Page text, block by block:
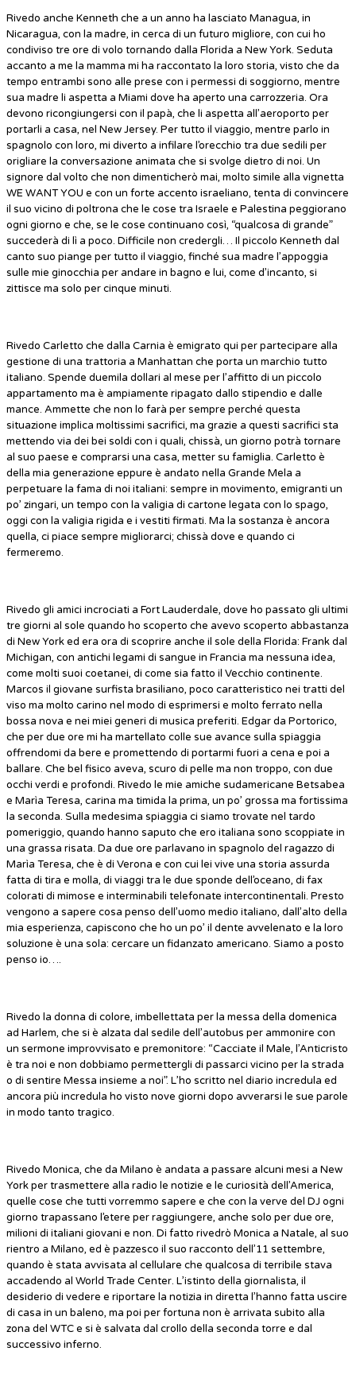
Rivedo anche Kenneth che a un anno ha lasciato Managua, in
Nicaragua, con la madre, in cerca di un futuro migliore, con cui ho
condiviso tre ore di volo tornando dalla Florida a New York. Seduta
accanto a me la mamma mi ha raccontato la loro storia, visto che da
tempo entrambi sono alle prese con i permessi di soggiorno, mentre
sua madre li aspetta a Miami dove ha aperto una carrozzeria. Ora
devono ricongiungersi con il papà, che li aspetta all’aeroporto per
portarli a casa, nel New Jersey. Per tutto il viaggio, mentre parlo in
spagnolo con loro, mi diverto a infilare l’orecchio tra due sedili per
origliare la conversazione animata che si svolge dietro di noi. Un
signore dal volto che non dimenticherò mai, molto simile alla vignetta
WE WANT YOU e con un forte accento israeliano, tenta di convincere
il suo vicino di poltrona che le cose tra Israele e Palestina peggiorano
ogni giorno e che, se le cose continuano così, “qualcosa di grande”
succederà di lì a poco. Difficile non credergli… Il piccolo Kenneth dal
canto suo piange per tutto il viaggio, finché sua madre l’appoggia
sulle mie ginocchia per andare in bagno e lui, come d’incanto, si
zittisce ma solo per cinque minuti.
Rivedo Carletto che dalla Carnia è emigrato qui per partecipare alla
gestione di una trattoria a Manhattan che porta un marchio tutto
italiano. Spende duemila dollari al mese per l’affitto di un piccolo
appartamento ma è ampiamente ripagato dallo stipendio e dalle
mance. Ammette che non lo farà per sempre perché questa
situazione implica moltissimi sacrifici, ma grazie a questi sacrifici sta
mettendo via dei bei soldi con i quali, chissà, un giorno potrà tornare
al suo paese e comprarsi una casa, metter su famiglia. Carletto è
della mia generazione eppure è andato nella Grande Mela a
perpetuare la fama di noi italiani: sempre in movimento, emigranti un
po’ zingari, un tempo con la valigia di cartone legata con lo spago,
oggi con la valigia rigida e i vestiti firmati. Ma la sostanza è ancora
quella, ci piace sempre migliorarci; chissà dove e quando ci
fermeremo.
Rivedo gli amici incrociati a Fort Lauderdale, dove ho passato gli ultimi
tre giorni al sole quando ho scoperto che avevo scoperto abbastanza
di New York ed era ora di scoprire anche il sole della Florida: Frank dal
Michigan, con antichi legami di sangue in Francia ma nessuna idea,
come molti suoi coetanei, di come sia fatto il Vecchio continente.
Marcos il giovane surfista brasiliano, poco caratteristico nei tratti del
viso ma molto carino nel modo di esprimersi e molto ferrato nella
bossa nova e nei miei generi di musica preferiti. Edgar da Portorico,
che per due ore mi ha martellato colle sue avance sulla spiaggia
offrendomi da bere e promettendo di portarmi fuori a cena e poi a
ballare. Che bel fisico aveva, scuro di pelle ma non troppo, con due
occhi verdi e profondi. Rivedo le mie amiche sudamericane Betsabea
e Marìa Teresa, carina ma timida la prima, un po’ grossa ma fortissima
la seconda. Sulla medesima spiaggia ci siamo trovate nel tardo
pomeriggio, quando hanno saputo che ero italiana sono scoppiate in
una grassa risata. Da due ore parlavano in spagnolo del ragazzo di
Marìa Teresa, che è di Verona e con cui lei vive una storia assurda
fatta di tira e molla, di viaggi tra le due sponde dell’oceano, di fax
colorati di mimose e interminabili telefonate intercontinentali. Presto
vengono a sapere cosa penso dell’uomo medio italiano, dall’alto della
mia esperienza, capiscono che ho un po’ il dente avvelenato e la loro
soluzione è una sola: cercare un fidanzato americano. Siamo a posto
penso io….
Rivedo la donna di colore, imbellettata per la messa della domenica
ad Harlem, che si è alzata dal sedile dell’autobus per ammonire con
un sermone improvvisato e premonitore: “Cacciate il Male, l’Anticristo
è tra noi e non dobbiamo permettergli di passarci vicino per la strada
o di sentire Messa insieme a noi”. L’ho scritto nel diario incredula ed
ancora più incredula ho visto nove giorni dopo avverarsi le sue parole
in modo tanto tragico.
Rivedo Monica, che da Milano è andata a passare alcuni mesi a New
York per trasmettere alla radio le notizie e le curiosità dell’America,
quelle cose che tutti vorremmo sapere e che con la verve del DJ ogni
giorno trapassano l’etere per raggiungere, anche solo per due ore,
milioni di italiani giovani e non. Di fatto rivedrò Monica a Natale, al suo
rientro a Milano, ed è pazzesco il suo racconto dell’11 settembre,
quando è stata avvisata al cellulare che qualcosa di terribile stava
accadendo al World Trade Center. L’istinto della giornalista, il
desiderio di vedere e riportare la notizia in diretta l’hanno fatta uscire
di casa in un baleno, ma poi per fortuna non è arrivata subito alla
zona del WTC e si è salvata dal crollo della seconda torre e dal
successivo inferno.